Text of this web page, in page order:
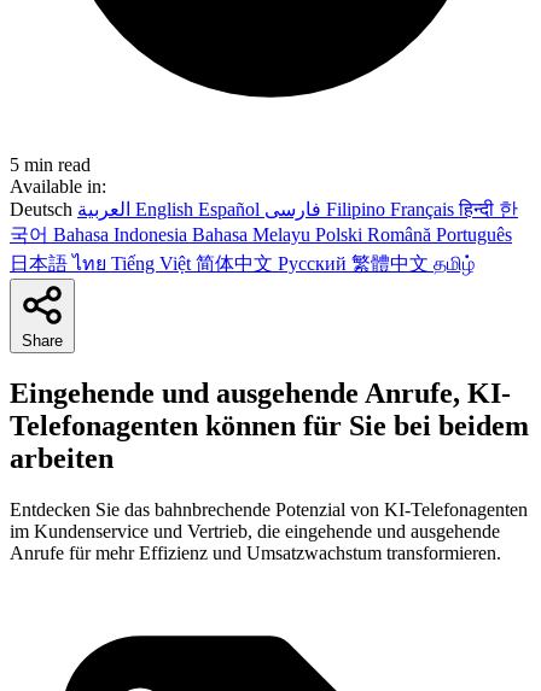
5 min read
Available in:
Deutsch
English Español Filipino Françaisहिन्दी 한
국어 Bahasa Indonesia Bahasa Melayu Polski Română Português
日本語ไทย Tiếng Việt 简体中文 Русский 繁體中文 தமிழ்
Share
Eingehende und ausgehende Anrufe, KI-
Telefonagenten können für Sie bei beidem
arbeiten
Entdecken Sie das bahnbrechende Potenzial von KI-Telefonagenten
im Kundenservice und Vertrieb, die eingehende und ausgehende
Anrufe für mehr Effizienz und Umsatzwachstum transformieren.